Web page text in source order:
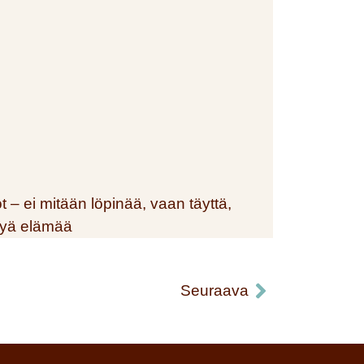
– ei mitään löpinää, vaan täyttä,
elämää
Seuraava